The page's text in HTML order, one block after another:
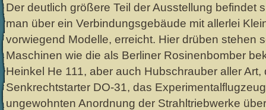
Der deutlich größere Teil der Ausstellung befindet
man über ein Verbindungsgebäude mit allerlei
vorwiegend Modelle, erreicht. Hier drüben stehen
Maschinen wie die als Berliner Rosinenbomber
Heinkel He 111, aber auch Hubschrauber aller Art,
Senkrechtstarter DO-31, das
ungewohnten Anordnung der Strahltriebwerke